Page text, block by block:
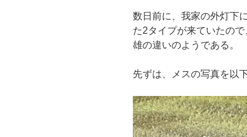
数日前に、我家の外灯下
た2タイプが来ていたの
雄の違いのようである。
先ずは、メスの写真を以下